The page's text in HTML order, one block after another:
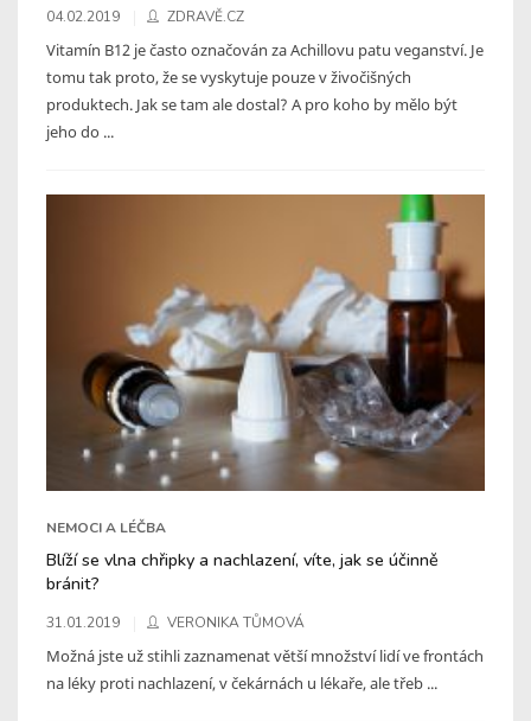
04.02.2019 ZDRAVĚ.CZ
Vitamín B12 je často označován za Achillovu patu veganství. Je
tomu tak proto, že se vyskytuje pouze v živočišných
produktech. Jak se tam ale dostal? A pro koho by mělo být
jeho do ...
NEMOCI A LÉČBA
Blíží se vlna chřipky a nachlazení, víte, jak se účinně
bránit?
31.01.2019 VERONIKA TŮMOVÁ
Možná jste už stihli zaznamenat větší množství lidí ve frontách
na léky proti nachlazení, v čekárnách u lékaře, ale třeb ...